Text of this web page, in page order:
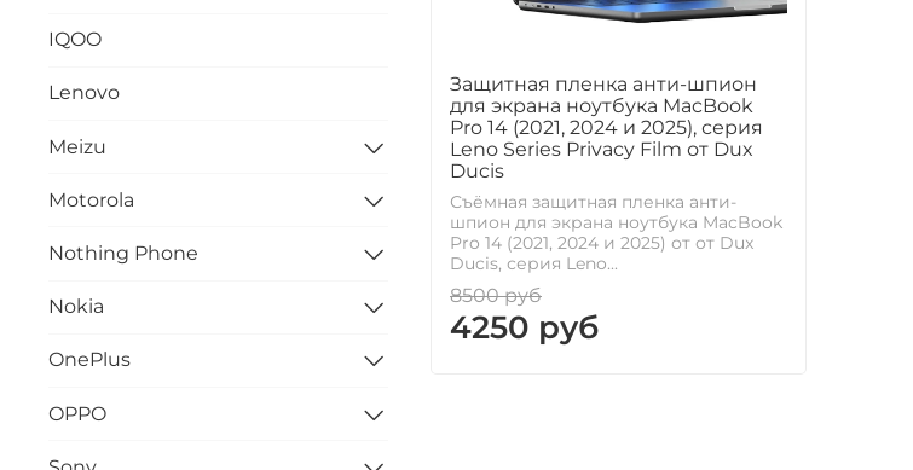
Защитная пленка анти-шпион
для экрана ноутбука MacBook
Pro 14 (2021, 2024 и 2025), серия
Leno Series Privacy Film от Dux
Ducis
Съёмная защитная пленка анти-
шпион для экрана ноутбука MacBook
Pro 14 (2021, 2024 и 2025) от от Dux
Ducis, серия Leno...
8500 руб
4250 руб
IQOO
Lenovo
Meizu
Motorola
Nothing Phone
Nokia
OnePlus
OPPO